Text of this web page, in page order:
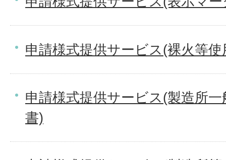
申請様式提供サービス(裸火等
申請様式提供サービス(製造所
書)